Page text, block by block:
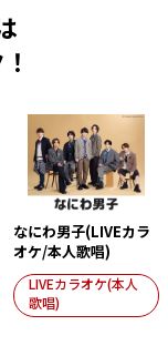
なにわ男子(LIVEカラ
オケ/本人歌唱)
LIVEカラオケ(本人
歌唱)